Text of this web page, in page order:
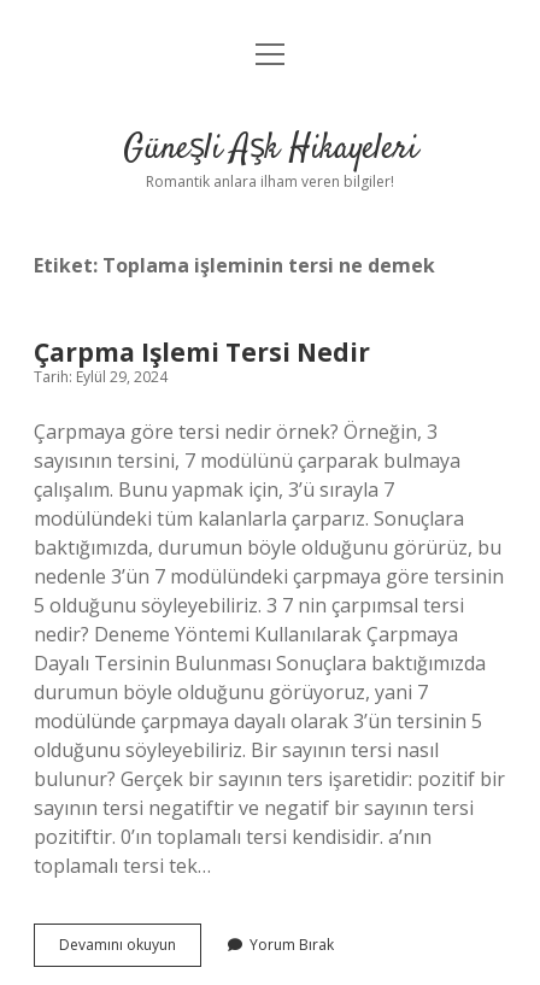
Anasayfa
Yasal Uyarı
menüyü
Güneşli Aşk Hikayeleri
Romantik anlara ilham veren bilgiler!
Etiket: Toplama işleminin tersi ne demek
Çarpma Işlemi Tersi Nedir
Tarih: Eylül 29, 2024
Çarpmaya göre tersi nedir örnek? Örneğin, 3
sayısının tersini, 7 modülünü çarparak bulmaya
çalışalım. Bunu yapmak için, 3’ü sırayla 7
modülündeki tüm kalanlarla çarparız. Sonuçlara
baktığımızda, durumun böyle olduğunu görürüz, bu
nedenle 3’ün 7 modülündeki çarpmaya göre tersinin
5 olduğunu söyleyebiliriz. 3 7 nin çarpımsal tersi
nedir? Deneme Yöntemi Kullanılarak Çarpmaya
Dayalı Tersinin Bulunması Sonuçlara baktığımızda
durumun böyle olduğunu görüyoruz, yani 7
modülünde çarpmaya dayalı olarak 3’ün tersinin 5
olduğunu söyleyebiliriz. Bir sayının tersi nasıl
bulunur? Gerçek bir sayının ters işaretidir: pozitif bir
sayının tersi negatiftir ve negatif bir sayının tersi
pozitiftir. 0’ın toplamalı tersi kendisidir. a’nın
toplamalı tersi tek…
Devamını okuyun Çarpma
Işlemi
Yorum Bırak